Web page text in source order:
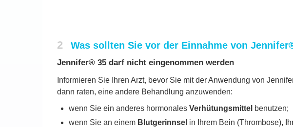
2 Was sollten Sie vor der Einnahme von
Jennifer® 35 darf nicht eingenommen werden
Informieren Sie Ihren Arzt, bevor Sie mit der Anwendung von
dann raten, eine andere Behandlung anzuwenden:
wenn Sie ein anderes hormonales Verhütungsmittel benutzen;
wenn Sie an einem Blutgerinnsel in Ihrem Bein (Thrombose),